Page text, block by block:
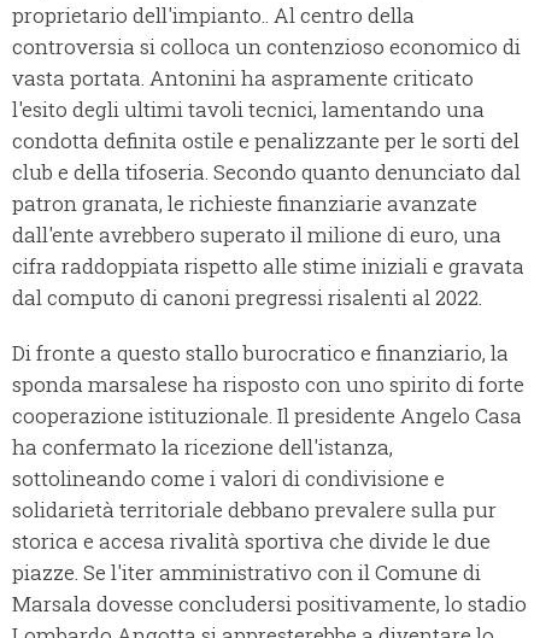
proprietario dell'impianto.. Al centro della
controversia si colloca un contenzioso economico di
vasta portata. Antonini ha aspramente criticato
l'esito degli ultimi tavoli tecnici, lamentando una
condotta definita ostile e penalizzante per le sorti del
club e della tifoseria. Secondo quanto denunciato dal
patron granata, le richieste finanziarie avanzate
dall'ente avrebbero superato il milione di euro, una
cifra raddoppiata rispetto alle stime iniziali e gravata
dal computo di canoni pregressi risalenti al 2022.
Di fronte a questo stallo burocratico e finanziario, la
sponda marsalese ha risposto con uno spirito di forte
cooperazione istituzionale. Il presidente Angelo Casa
ha confermato la ricezione dell'istanza,
sottolineando come i valori di condivisione e
solidarietà territoriale debbano prevalere sulla pur
storica e accesa rivalità sportiva che divide le due
piazze. Se l'iter amministrativo con il Comune di
Marsala dovesse concludersi positivamente, lo stadio